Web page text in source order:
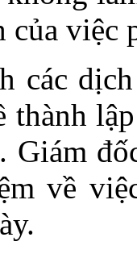
của việc
các
thành
Giám
về